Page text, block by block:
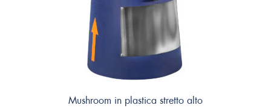
Mushroom in plastica stretto alto